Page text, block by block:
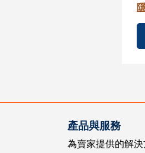
產品與服務
為賣家提供的解